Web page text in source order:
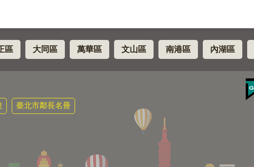
區 大同區 萬華區 文山區 南港區 內湖區
臺北市鄰長名冊